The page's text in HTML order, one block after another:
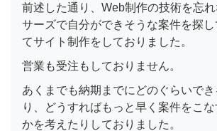
前述した通り、Web制作の技術を忘
サーズで自分ができそうな案件を探
てサイト制作をしておりました。
営業も受注もしておりません。
あくまでも納期までにどのぐらいで
り、どうすればもっと早く案件をこ
かを考えたりしておりました。